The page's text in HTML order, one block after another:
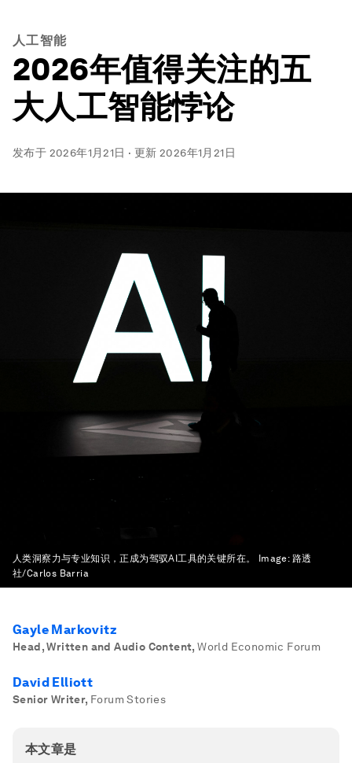
人工智能
2026年值得关注的五
大人工智能悖论
发布于 2026年1月21日 · 更新2026年1月21日
人类洞察力与专业知识，正成为驾驭AI工具的关键所在。 Image: 路透
社/Carlos Barria
Gayle Markovitz
Head, Written and Audio Content, World Economic Forum
David Elliott
Senior Writer, Forum Stories
本文章是